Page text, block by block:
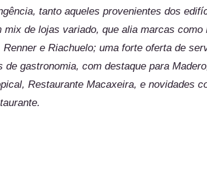
tanto aqueles provenientes dos
de lojas variado, que alia marcas como
e Riachuelo; uma forte oferta de
gastronomia, com destaque para
Restaurante Macaxeira, e novidades